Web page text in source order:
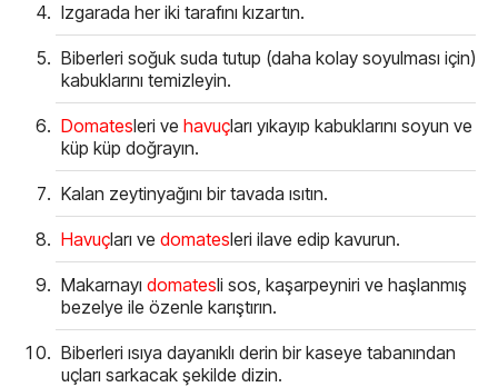
Izgarada her iki tarafını kızartın.
Biberleri soğuk suda tutup (daha kolay soyulması için)
kabuklarını temizleyin.
Domatesleri ve havuçları yıkayıp kabuklarını soyun ve
küp küp doğrayın.
Kalan zeytinyağını bir tavada ısıtın.
Havuçları ve domatesleri ilave edip kavurun.
Makarnayı domatesli sos, kaşarpeyniri ve haşlanmış
bezelye ile özenle karıştırın.
Biberleri ısıya dayanıklı derin bir kaseye tabanından
uçları sarkacak şekilde dizin.